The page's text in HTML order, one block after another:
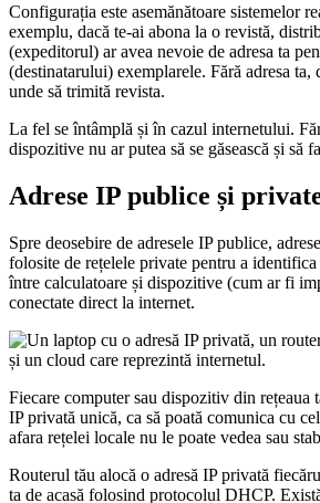
Configurația este asemănătoare sistemelor
exemplu, dacă te-ai abona la o revistă,
(expeditorul) ar avea nevoie de adresa ta
(destinatarului) exemplarele. Fără adresa
unde să trimită revista.
La fel se întâmplă și în cazul internetului.
dispozitive nu ar putea să se găsească și să
Adrese IP publice și
Spre deosebire de adresele IP publice,
folosite de rețelele private pentru a
între calculatoare și dispozitive (cum ar fi
conectate direct la internet.
Fiecare computer sau dispozitiv din rețeaua
IP privată unică, ca să poată comunica cu
afara rețelei locale nu le poate vedea sau
Routerul tău alocă o adresă IP privată
ta de acasă folosind protocolul DHCP.